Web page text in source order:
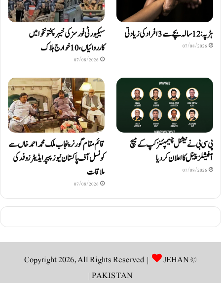
ہڑپہ: 12 سالہ بچے سے 3 افراد کی زیادتی
07/08/2026
سیکیورٹی فورسز کی خیبرپختونخوا میں
کارروائیاں، 10 خوارج ہلاک
07/08/2026
پی سی بی نے نیشنل چیمپئنز کپ کے میچ
آفیشلز پینل کا اعلان کر دیا
07/08/2026
قائم مقام گورنر پنجاب ملک محمد احمد خاں سے
کونسل آف پاکستان نیوز پیپر ایڈیٹرزوفد کی
ملاقات
07/08/2026
© Copyright 2026, All Rights Reserved |
JEHAN
PAKISTAN
|